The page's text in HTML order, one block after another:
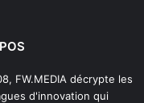
FW.MEDIA décrypte les
d'innovation qui